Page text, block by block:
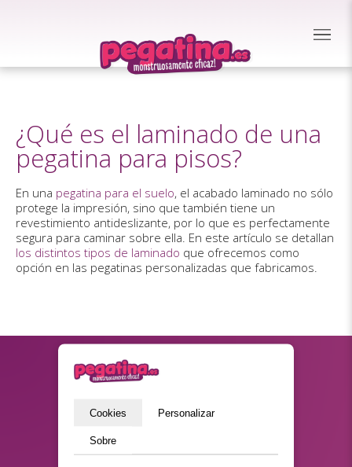
¿Qué es el laminado de una
pegatina para pisos?
En una pegatina para el suelo, el acabado laminado no sólo
protege la impresión, sino que también tiene un
revestimiento antideslizante, por lo que es perfectamente
segura para caminar sobre ella. En este artículo se detallan
los distintos tipos de laminado que ofrecemos como
opción en las pegatinas personalizadas que fabricamos.
¿Suscribirse al boletín?
Cookies Personalizar
Sobre